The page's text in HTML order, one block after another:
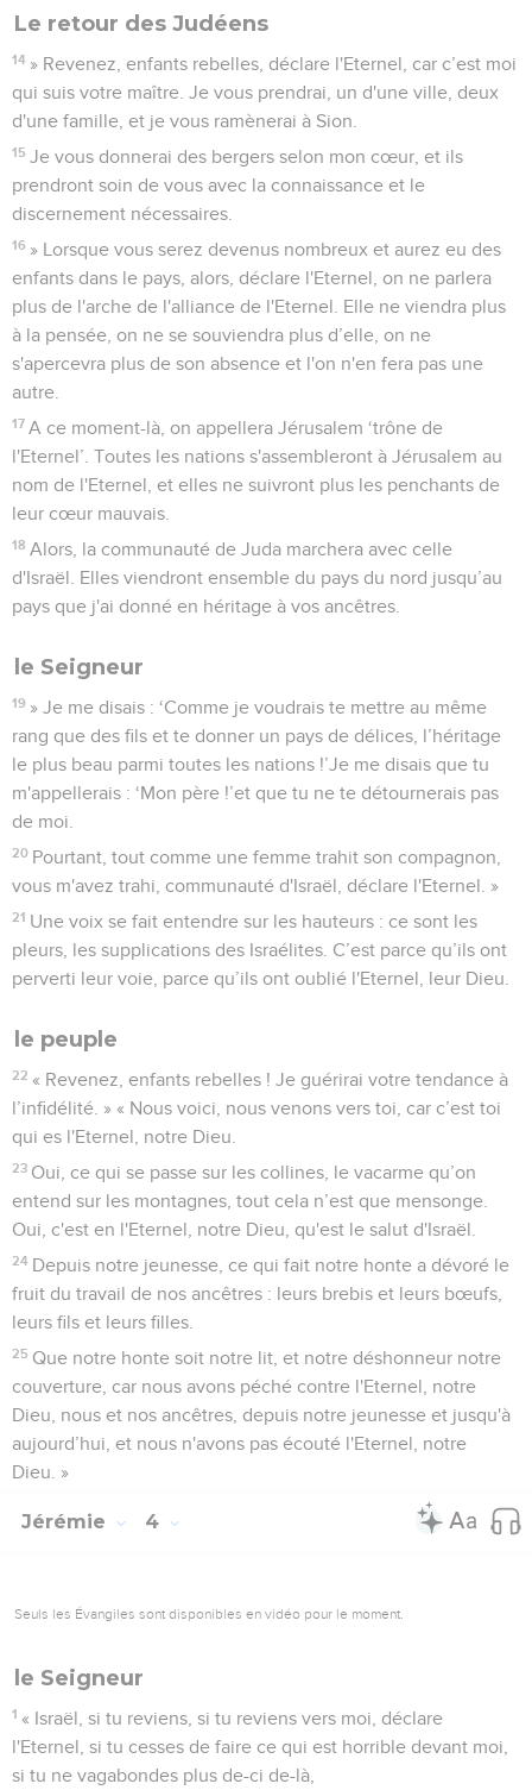
Le retour des Judéens
14 » Revenez, enfants rebelles, déclare l'Eternel, car c’est moi
qui suis votre maître. Je vous prendrai, un d'une ville, deux
d'une famille, et je vous ramènerai à Sion.
15 Je vous donnerai des bergers selon mon cœur, et ils
prendront soin de vous avec la connaissance et le
discernement nécessaires.
16 » Lorsque vous serez devenus nombreux et aurez eu des
enfants dans le pays, alors, déclare l'Eternel, on ne parlera
plus de l'arche de l'alliance de l'Eternel. Elle ne viendra plus
à la pensée, on ne se souviendra plus d’elle, on ne
s'apercevra plus de son absence et l'on n'en fera pas une
autre.
17 A ce moment-là, on appellera Jérusalem ‘trône de
l'Eternel’. Toutes les nations s'assembleront à Jérusalem au
nom de l'Eternel, et elles ne suivront plus les penchants de
leur cœur mauvais.
18 Alors, la communauté de Juda marchera avec celle
d'Israël. Elles viendront ensemble du pays du nord jusqu’au
pays que j'ai donné en héritage à vos ancêtres.
le Seigneur
19 » Je me disais : ‘Comme je voudrais te mettre au même
rang que des fils et te donner un pays de délices, l’héritage
le plus beau parmi toutes les nations !’Je me disais que tu
m'appellerais : ‘Mon père !’et que tu ne te détournerais pas
de moi.
20 Pourtant, tout comme une femme trahit son compagnon,
vous m'avez trahi, communauté d'Israël, déclare l'Eternel. »
21 Une voix se fait entendre sur les hauteurs : ce sont les
pleurs, les supplications des Israélites. C’est parce qu’ils ont
perverti leur voie, parce qu’ils ont oublié l'Eternel, leur Dieu.
le peuple
22 « Revenez, enfants rebelles ! Je guérirai votre tendance à
l’infidélité. » « Nous voici, nous venons vers toi, car c’est toi
qui es l'Eternel, notre Dieu.
23 Oui, ce qui se passe sur les collines, le vacarme qu’on
entend sur les montagnes, tout cela n’est que mensonge.
Oui, c'est en l'Eternel, notre Dieu, qu'est le salut d'Israël.
24 Depuis notre jeunesse, ce qui fait notre honte a dévoré le
fruit du travail de nos ancêtres : leurs brebis et leurs bœufs,
leurs fils et leurs filles.
25 Que notre honte soit notre lit, et notre déshonneur notre
couverture, car nous avons péché contre l'Eternel, notre
Dieu, nous et nos ancêtres, depuis notre jeunesse et jusqu'à
aujourd’hui, et nous n'avons pas écouté l'Eternel, notre
Dieu. »
Jérémie 4
Seuls les Évangiles sont disponibles en vidéo pour le moment.
le Seigneur
1 « Israël, si tu reviens, si tu reviens vers moi, déclare
l'Eternel, si tu cesses de faire ce qui est horrible devant moi,
si tu ne vagabondes plus de-ci de-là,